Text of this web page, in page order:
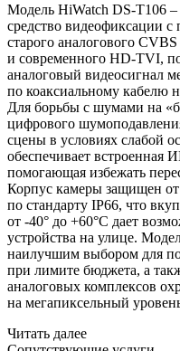
Модель HiWatch DS-T106 –
средство видеофиксации с
старого аналогового CVBS
и современного HD-TVI,
аналоговый видеосигнал
по коаксиальному кабелю
Для борьбы с шумами на
цифрового
сцены в условиях слабой
обеспечивает встроенная
помогающая избежать
Корпус камеры защищен
по стандарту IP66, что
от -40° до +60°C дает
устройства на улице.
наилучшим выбором для
при лимите бюджета, а
аналоговых комплексов
на мегапиксельный
Читать далее